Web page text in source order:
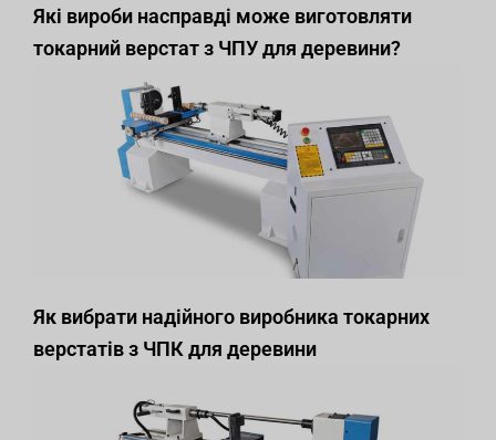
Які вироби насправді може виготовляти
токарний верстат з ЧПУ для деревини?
Як вибрати надійного виробника токарних
верстатів з ЧПК для деревини